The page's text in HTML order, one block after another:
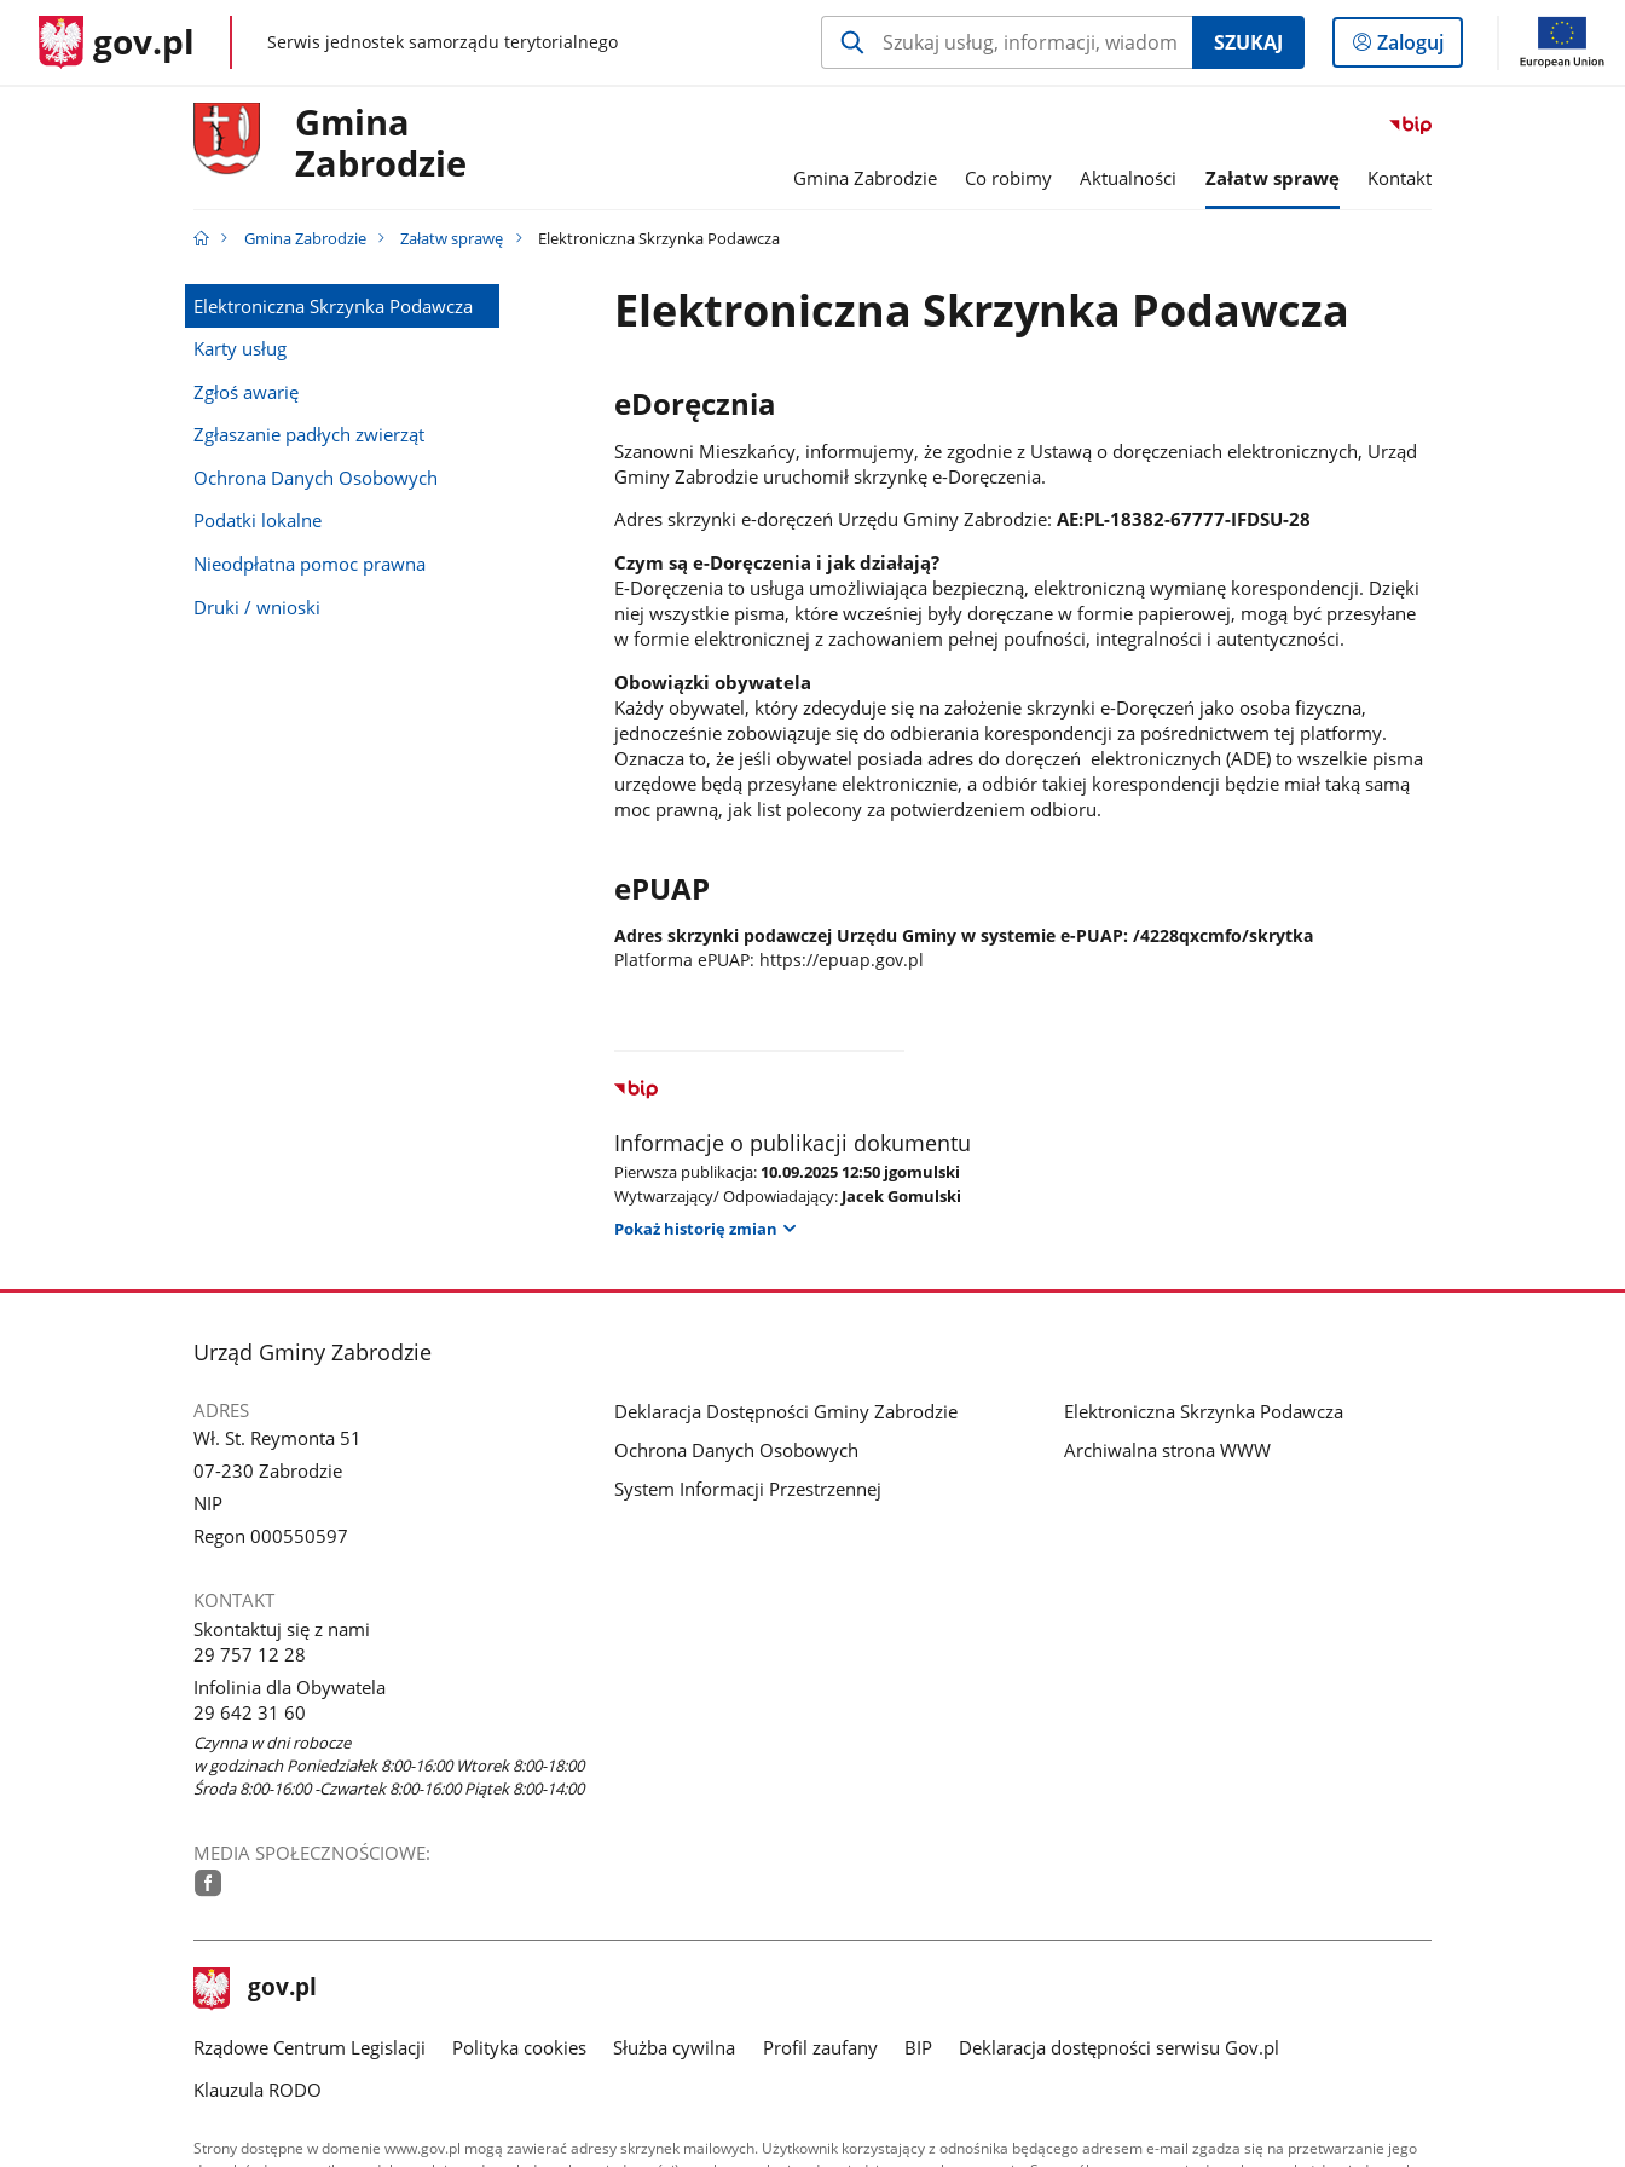
gov.pl gov.plSerwis jednostek samorządu terytorialnego SZUKAJ
Logowanie
do
Zaloguj
Przejdź
serwisu
Gmina
Zabrodzie
Gmina Zabrodzie Co robimy Aktualności Załatw sprawę Kontakt
Gmina Zabrodzie Załatw sprawę Elektroniczna Skrzynka Podawcza
Elektroniczna Skrzynka Podawcza
Karty usług
Zgłoś awarię
Zgłaszanie padłych zwierząt
Ochrona Danych Osobowych
Podatki lokalne
Nieodpłatna pomoc prawna
Druki / wnioski
Elektroniczna Skrzynka Podawcza
eDoręcznia
Szanowni Mieszkańcy, informujemy, że zgodnie z Ustawą o doręczeniach elektronicznych, Urząd
Gminy Zabrodzie uruchomił skrzynkę e-Doręczenia.
Adres skrzynki e-doręczeń Urzędu Gminy Zabrodzie:AE:PL-18382-67777-IFDSU-28
Czym są e-Doręczenia i jak działają?
E-Doręczenia to usługa umożliwiająca bezpieczną, elektroniczną wymianę korespondencji. Dzięki
niej wszystkie pisma, które wcześniej były doręczane w formie papierowej, mogą być przesyłane
w formie elektronicznej z zachowaniem pełnej poufności, integralności i autentyczności.
Obowiązki obywatela
Każdy obywatel, który zdecyduje się na założenie skrzynki e-Doręczeń jako osoba fizyczna,
jednocześnie zobowiązuje się do odbierania korespondencji za pośrednictwem tej platformy.
Oznacza to, że jeśli obywatel posiada adres do doręczeń elektronicznych (ADE) to wszelkie pisma
urzędowe będą przesyłane elektronicznie, a odbiór takiej korespondencji będzie miał taką samą
moc prawną, jak list polecony za potwierdzeniem odbioru.
ePUAP
Adres skrzynki podawczej Urzędu Gminy w systemie e-PUAP: /4228qxcmfo/skrytka
Platforma ePUAP: https://epuap.gov.pl
Informacje o publikacji dokumentu
Pierwsza publikacja: 10.09.2025 12:50 jgomulski
Wytwarzający/ Odpowiadający: Jacek Gomulski
Pokaż historię zmian
stopka
Urząd Gminy Zabrodzie
ADRES
Wł. St. Reymonta 51
07-230 Zabrodzie
NIP
Regon 000550597
KONTAKT
Skontaktuj się z nami
29 757 12 28
Infolinia dla Obywatela
29 642 31 60
Czynna w dni robocze
w godzinach Poniedziałek 8:00-16:00 Wtorek 8:00-18:00
Środa 8:00-16:00 -Czwartek 8:00-16:00 Piątek 8:00-14:00
MEDIA SPOŁECZNOŚCIOWE:
Deklaracja Dostępności Gminy Zabrodzie
Ochrona Danych Osobowych
System Informacji Przestrzennej
Elektroniczna Skrzynka Podawcza
Archiwalna strona WWW
stopka
gov.pl Strona
gov.pl
Rządowe Centrum Legislacji Polityka cookies Służba cywilna Profil zaufany BIP
Deklaracja dostępności serwisu Gov.pl
Klauzula RODO
Strony dostępne w domenie www.gov.pl mogą zawierać adresy skrzynek mailowych. Użytkownik korzystający z odnośnika będącego adresem e-mail zgadza się na przetwarzanie jego